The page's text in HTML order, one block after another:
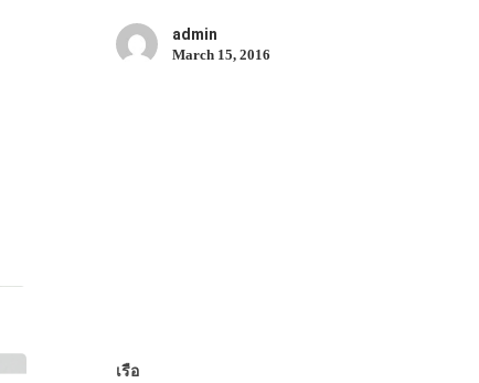
admin
March 15, 2016
เรือ